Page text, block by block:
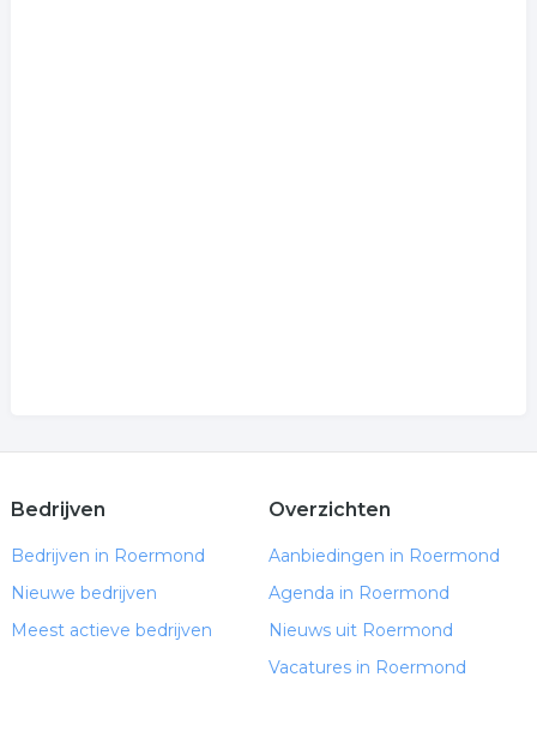
Bedrijven
Bedrijven in Roermond
Nieuwe bedrijven
Meest actieve bedrijven
Overzichten
Aanbiedingen in Roermond
Agenda in Roermond
Nieuws uit Roermond
Vacatures in Roermond